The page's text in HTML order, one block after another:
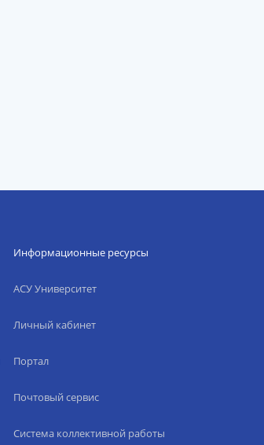
Информационные ресурсы
АСУ Университет
Личный кабинет
Портал
Почтовый сервис
Система коллективной работы